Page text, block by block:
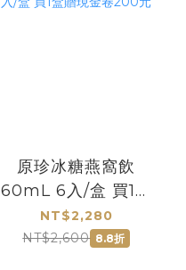
原珍冰糖燕窩飲
60mL 6入/盒 買1盒
贈現金卷200元
NT$2,280
NT$2,600 8.8折